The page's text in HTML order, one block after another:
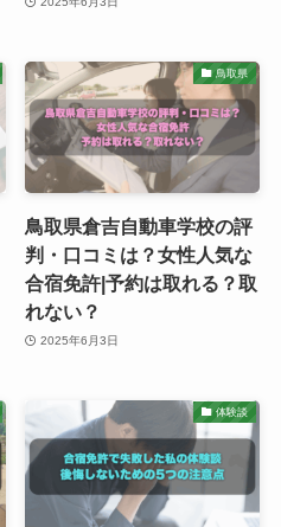
鳥取県
鳥取県倉吉自動車学校の評
判・口コミは？女性人気な
合宿免許|予約は取れる？取
れない？
2025年6月3日
体験談